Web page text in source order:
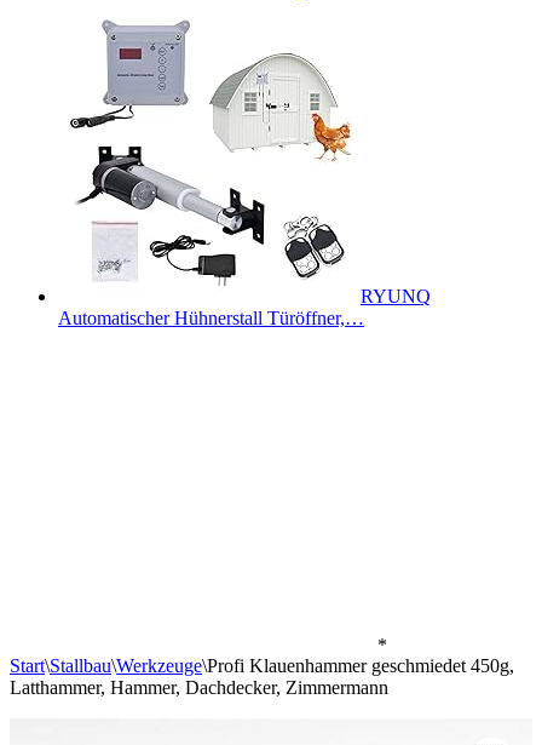
RYUNQ
Automatischer Hühnerstall Türöffner,…
*
Start\Stallbau\Werkzeuge\Profi Klauenhammer geschmiedet 450g,
Latthammer, Hammer, Dachdecker, Zimmermann